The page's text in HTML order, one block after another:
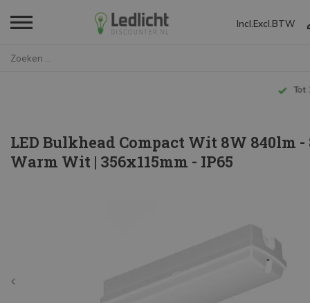
Incl. Excl. BTW
LED Bulkhead Compact Wit 8W 840lm -
Warm Wit | 356x115mm - IP65